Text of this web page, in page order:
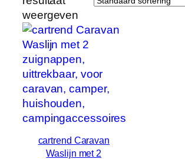
weergeven
cartrend Caravan
Waslijn met 2